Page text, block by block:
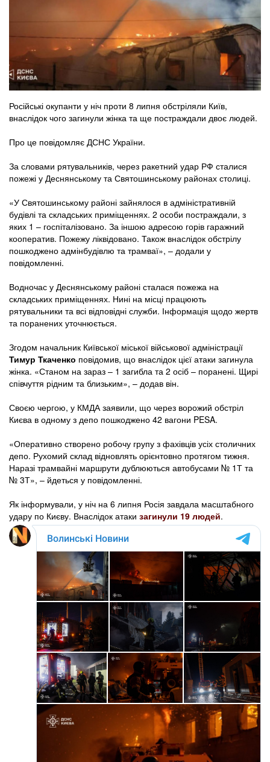
Російські окупанти у ніч проти 8 липня обстріляли Київ,
внаслідок чого загинули жінка та ще постраждали двоє людей.
Про це повідомляє ДСНС України.
За словами рятувальників, через ракетний удар РФ сталися
пожежі у Деснянському та Святошинському районах столиці.
«У Святошинському районі зайнялося в адміністративній
будівлі та складських приміщеннях. 2 особи постраждали, з
яких 1 – госпіталізовано. За іншою адресою горів гаражний
кооператив. Пожежу ліквідовано. Також внаслідок обстрілу
пошкоджено адмінбудівлю та трамваї», – додали у
повідомленні.
Водночас у Деснянському районі сталася пожежа на
складських приміщеннях. Нині на місці працюють
рятувальники та всі відповідні служби. Інформація щодо жертв
та поранених уточнюється.
Згодом начальник Київської міської військової адміністрації
Тимур Ткаченко повідомив, що внаслідок цієї атаки загинула
жінка. «Станом на зараз – 1 загибла та 2 осіб – поранені. Щирі
співчуття рідним та близьким», – додав він.
Своєю чергою, у КМДА заявили, що через ворожий обстріл
Києва в одному з депо пошкоджено 42 вагони PESA.
«Оперативно створено робочу групу з фахівців усіх столичних
депо. Рухомий склад відновлять орієнтовно протягом тижня.
Наразі трамвайні маршрути дублюються автобусами № 1Т та
№ 3Т», – йдеться у повідомленні.
Як інформували, у ніч на 6 липня Росія завдала масштабного
удару по Києву. Внаслідок атаки загинули 19 людей.